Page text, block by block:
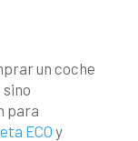
un coche
sino
para
ECO y